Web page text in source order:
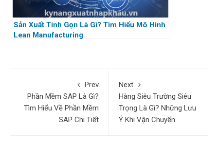
Sản Xuất Tinh Gọn Là Gì? Tìm Hiểu Mô Hình
Lean Manufacturing
Prev
Phần Mềm SAP Là Gì?
Tìm Hiểu Về Phần Mềm
SAP Chi Tiết
Next
Hàng Siêu Trường Siêu
Trọng Là Gì? Những Lưu
Ý Khi Vận Chuyển